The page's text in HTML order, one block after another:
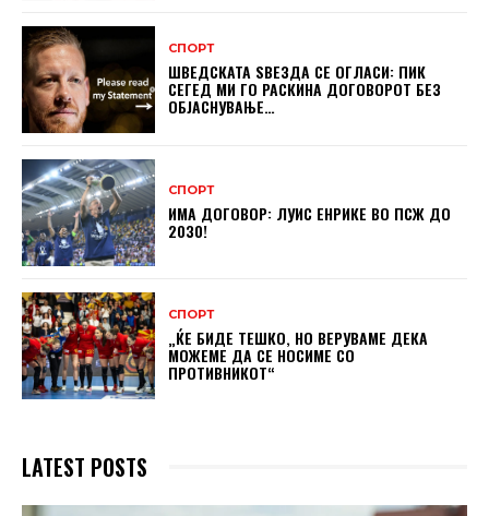
СПОРТ
ШВЕДСКАТА ЅВЕЗДА СЕ ОГЛАСИ: ПИК
СЕГЕД МИ ГО РАСКИНА ДОГОВОРОТ БЕЗ
ОБЈАСНУВАЊЕ…
СПОРТ
ИМА ДОГОВОР: ЛУИС ЕНРИКЕ ВО ПСЖ ДО
2030!
СПОРТ
„ЌЕ БИДЕ ТЕШКО, НО ВЕРУВАМЕ ДЕКА
МОЖЕМЕ ДA СЕ НОСИМЕ СО
ПРОТИВНИКОТ“
LATEST POSTS